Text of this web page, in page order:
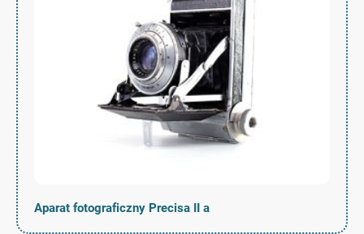
Aparat fotograficzny Precisa II a